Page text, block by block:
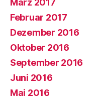
März 2017
Februar 2017
Dezember 2016
Oktober 2016
September 2016
Juni 2016
Mai 2016